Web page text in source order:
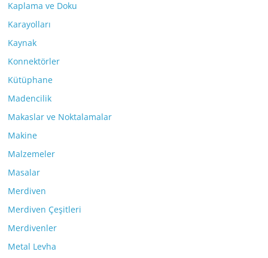
Kaplama ve Doku
Karayolları
Kaynak
Konnektörler
Kütüphane
Madencilik
Makaslar ve Noktalamalar
Makine
Malzemeler
Masalar
Merdiven
Merdiven Çeşitleri
Merdivenler
Metal Levha